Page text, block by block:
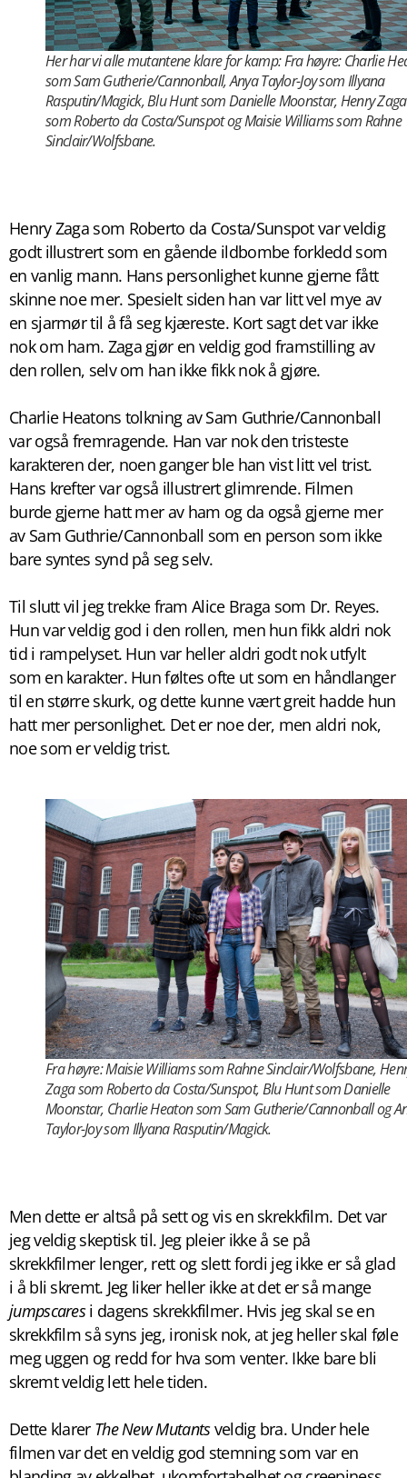
Her har vi alle mutantene klare for kamp: Fra høyre: Charlie
som Sam Gutherie/Cannonball, Anya Taylor-Joy som Illyana
Rasputin/Magick, Blu Hunt som Danielle Moonstar, Henry Zaga
som Roberto da Costa/Sunspot og Maisie Williams som Rahne
Sinclair/Wolfsbane.
Henry Zaga som Roberto da Costa/Sunspot var veldig
godt illustrert som en gående ildbombe forkledd som
en vanlig mann. Hans personlighet kunne gjerne fått
skinne noe mer. Spesielt siden han var litt vel mye av
en sjarmør til å få seg kjæreste. Kort sagt det var ikke
nok om ham. Zaga gjør en veldig god framstilling av
den rollen, selv om han ikke fikk nok å gjøre.
Charlie Heatons tolkning av Sam Guthrie/Cannonball
var også fremragende. Han var nok den tristeste
karakteren der, noen ganger ble han vist litt vel trist.
Hans krefter var også illustrert glimrende. Filmen
burde gjerne hatt mer av ham og da også gjerne mer
av Sam Guthrie/Cannonball som en person som ikke
bare syntes synd på seg selv.
Til slutt vil jeg trekke fram Alice Braga som Dr. Reyes.
Hun var veldig god i den rollen, men hun fikk aldri nok
tid i rampelyset. Hun var heller aldri godt nok utfylt
som en karakter. Hun føltes ofte ut som en håndlanger
til en større skurk, og dette kunne vært greit hadde hun
hatt mer personlighet. Det er noe der, men aldri nok,
noe som er veldig trist.
Fra høyre: Maisie Williams som Rahne Sinclair/Wolfsbane,
Zaga som Roberto da Costa/Sunspot, Blu Hunt som Danielle
Moonstar, Charlie Heaton som Sam Gutherie/Cannonball og
Taylor-Joy som Illyana Rasputin/Magick.
Men dette er altså på sett og vis en skrekkfilm. Det var
jeg veldig skeptisk til. Jeg pleier ikke å se på
skrekkfilmer lenger, rett og slett fordi jeg ikke er så glad
i å bli skremt. Jeg liker heller ikke at det er så mange
jumpscaresi dagens skrekkfilmer. Hvis jeg skal se en
skrekkfilm så syns jeg, ironisk nok, at jeg heller skal føle
meg uggen og redd for hva som venter. Ikke bare bli
skremt veldig lett hele tiden.
Dette klarer The New Mutantsveldig bra. Under hele
filmen var det en veldig god stemning som var en